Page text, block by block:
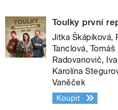
Toulky první
Jitka Škápíková,
Tanclová,
Radovanovič,
Karolína
Vaněček
Koupit